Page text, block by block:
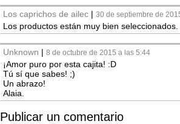
Los caprichos de ailec | 30 de septiembre de
Los productos están muy bien seleccionados.
Unknown | 8 de octubre de 2015 a las 5:44
¡Amor puro por esta cajita! :D
Tú sí que sabes! ;)
Un abrazo!
Alaia.
Publicar un comentario